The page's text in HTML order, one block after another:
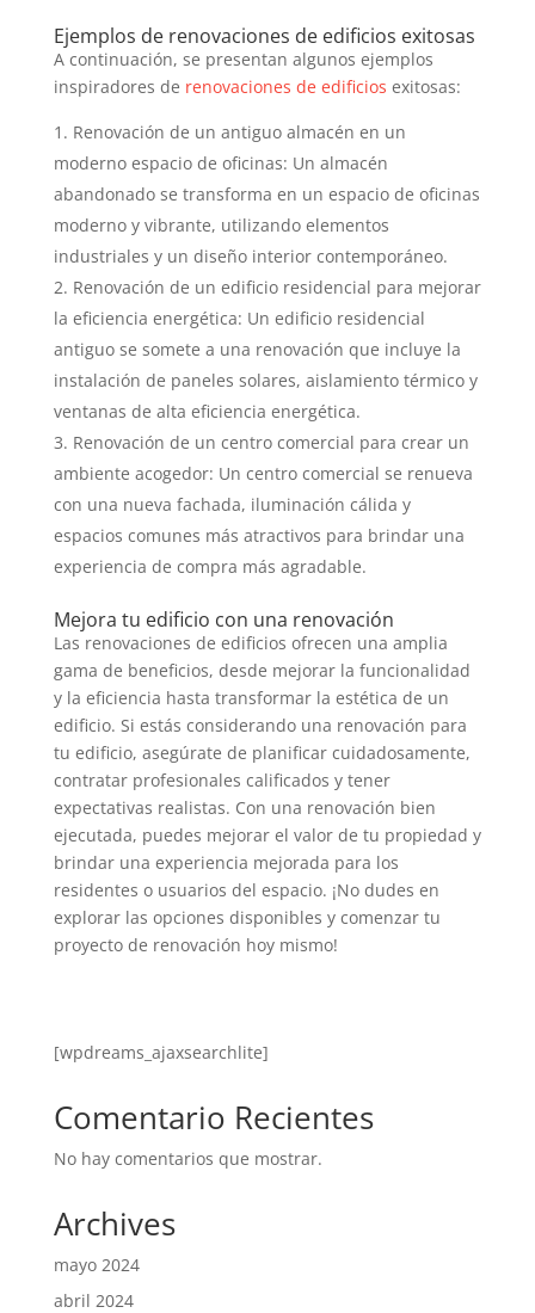
Ejemplos de renovaciones de edificios exitosas
A continuación, se presentan algunos ejemplos
inspiradores de renovaciones de edificios exitosas:
Renovación de un antiguo almacén en un
moderno espacio de oficinas: Un almacén
abandonado se transforma en un espacio de oficinas
moderno y vibrante, utilizando elementos
industriales y un diseño interior contemporáneo.
Renovación de un edificio residencial para mejorar
la eficiencia energética: Un edificio residencial
antiguo se somete a una renovación que incluye la
instalación de paneles solares, aislamiento térmico y
ventanas de alta eficiencia energética.
Renovación de un centro comercial para crear un
ambiente acogedor: Un centro comercial se renueva
con una nueva fachada, iluminación cálida y
espacios comunes más atractivos para brindar una
experiencia de compra más agradable.
Mejora tu edificio con una renovación
Las renovaciones de edificios ofrecen una amplia
gama de beneficios, desde mejorar la funcionalidad
y la eficiencia hasta transformar la estética de un
edificio. Si estás considerando una renovación para
tu edificio, asegúrate de planificar cuidadosamente,
contratar profesionales calificados y tener
expectativas realistas. Con una renovación bien
ejecutada, puedes mejorar el valor de tu propiedad y
brindar una experiencia mejorada para los
residentes o usuarios del espacio. ¡No dudes en
explorar las opciones disponibles y comenzar tu
proyecto de renovación hoy mismo!
[wpdreams_ajaxsearchlite]
Comentario Recientes
No hay comentarios que mostrar.
Archives
mayo 2024
abril 2024